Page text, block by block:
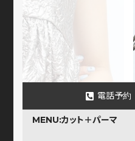
電話予約
MENU:カット＋パーマ